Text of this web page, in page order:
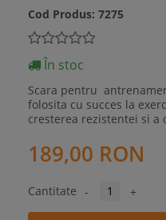
Cod Produs: 7275
În stoc
Scara pentru
folosita cu succes la
cresterea rezistentei si a
189,00 RON
Cantitate - +